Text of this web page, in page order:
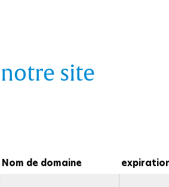
site
Nom de domaine